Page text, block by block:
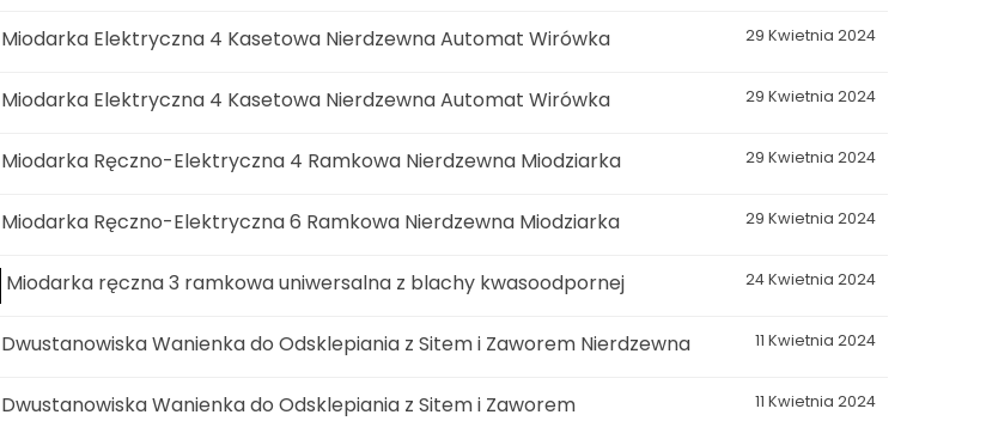
29 Kwietnia 2024
Miodarka Elektryczna 4 Kasetowa Nierdzewna Automat Wirówka
29 Kwietnia 2024
Miodarka Elektryczna 4 Kasetowa Nierdzewna Automat Wirówka
29 Kwietnia 2024
Miodarka Ręczno-Elektryczna 4 Ramkowa Nierdzewna Miodziarka
29 Kwietnia 2024
Miodarka Ręczno-Elektryczna 6 Ramkowa Nierdzewna Miodziarka
24 Kwietnia 2024
Miodarka ręczna 3 ramkowa uniwersalna z blachy kwasoodpornej
11 Kwietnia 2024
Dwustanowiska Wanienka do Odsklepiania z Sitem i Zaworem Nierdzewna
11 Kwietnia 2024
Dwustanowiska Wanienka do Odsklepiania z Sitem i Zaworem